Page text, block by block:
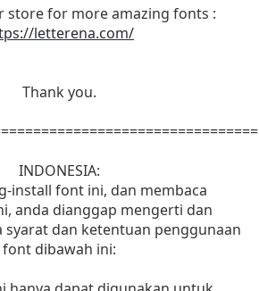
store for more amazing fonts :
letterena.com/
Thank you.
INDONESIA:
install font ini, dan membaca
anda dianggap mengerti dan
syarat dan ketentuan penggunaan
font dibawah ini: